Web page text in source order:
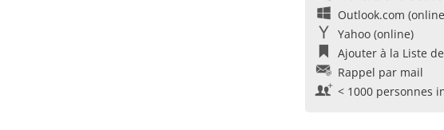
Outlook.com
Yahoo (online)
Ajouter à la Liste
Rappel par mail
< 1000 personnes